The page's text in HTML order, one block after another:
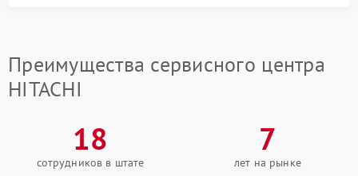
Преимущества сервисного центра
HITACHI
18
сотрудников в штате
7
лет на рынке